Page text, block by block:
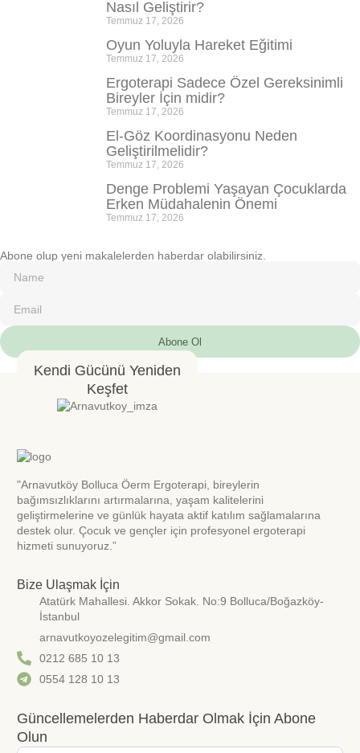
Nasıl Geliştirir?
Temmuz 17, 2026
Oyun Yoluyla Hareket Eğitimi
Temmuz 17, 2026
Ergoterapi Sadece Özel Gereksinimli
Bireyler İçin midir?
Temmuz 17, 2026
El-Göz Koordinasyonu Neden
Geliştirilmelidir?
Temmuz 17, 2026
Denge Problemi Yaşayan Çocuklarda
Erken Müdahalenin Önemi
Temmuz 17, 2026
Abone olup yeni makalelerden haberdar olabilirsiniz.
Abone Ol
Kendi Gücünü Yeniden
Keşfet
"Arnavutköy Bolluca Öerm Ergoterapi, bireylerin
bağımsızlıklarını artırmalarına, yaşam kalitelerini
geliştirmelerine ve günlük hayata aktif katılım sağlamalarına
destek olur. Çocuk ve gençler için profesyonel ergoterapi
hizmeti sunuyoruz.”
Bize Ulaşmak İçin
Atatürk Mahallesi. Akkor Sokak. No:9 Bolluca/Boğazköy-
İstanbul
arnavutkoyozelegitim@gmail.com
0212 685 10 13
0554 128 10 13
Güncellemelerden Haberdar Olmak İçin Abone
Olun